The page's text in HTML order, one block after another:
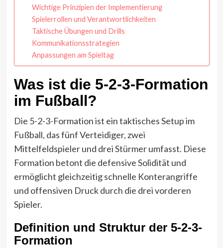
Wichtige Prinzipien der Implementierung
Spielerrollen und Verantwortlichkeiten
Taktische Übungen und Drills
Kommunikationsstrategien
Anpassungen am Spieltag
Was ist die 5-2-3-Formation
im Fußball?
Die 5-2-3-Formation ist ein taktisches Setup im
Fußball, das fünf Verteidiger, zwei
Mittelfeldspieler und drei Stürmer umfasst. Diese
Formation betont die defensive Solidität und
ermöglicht gleichzeitig schnelle Konterangriffe
und offensiven Druck durch die drei vorderen
Spieler.
Definition und Struktur der 5-2-3-
Formation